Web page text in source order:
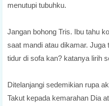
menutupi tubuhku.
Jangan bohong Tris. Ibu tahu
saat mandi atau dikamar.
tidur di sofa kan? katanya lirih
Ditelanjangi sedemikian rupa
Takut kepada kemarahan Dia